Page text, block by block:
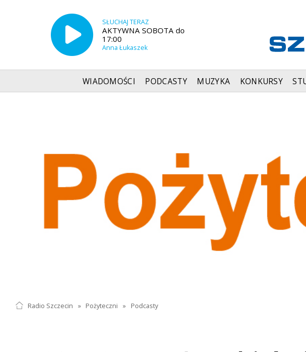
SŁUCHAJ TERAZ
AKTYWNA SOBOTA do
17:00
Anna Łukaszek
WIADOMOŚCI PODCASTY MUZYKA KONKURSY
Radio Szczecin » Pożyteczni » Podcasty